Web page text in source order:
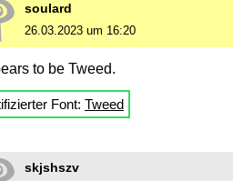
soulard
26.03.2023 um 16:20
to be Tweed.
Font: Tweed
skjshszv